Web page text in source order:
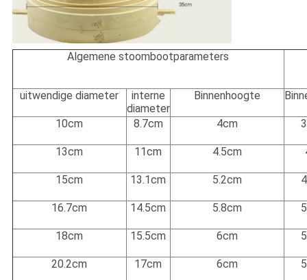
Algemene stoombootparameters
uitwendige diameter
interne
diameter
Binnenhoogte
10cm 8.7cm 4cm
13cm 11cm 4.5cm
15cm 13.1cm 5.2cm
16.7cm 14.5cm 5.8cm
18cm 15.5cm 6cm
20.2cm 17cm 6cm